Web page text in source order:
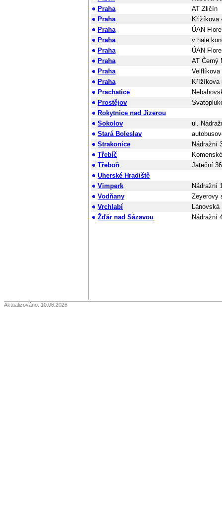
Praha
AT Zličín
Praha
Křižíkova
Praha
ÚAN
Praha
v hale
Praha
ÚAN
Praha
AT Černý
Praha
Velflíkova
Praha
Křížíkova
Prachatice
Prostějov
Rokytnice nad Jizerou
Sokolov
ul.
Stará Boleslav
Strakonice
Nádražní
Třebíč
Třeboň
Jateční
Uherské Hradiště
Vimperk
Nádražní
Vodňany
Zeyerovy
Vrchlabí
Lánovská
Žďár nad Sázavou
Nádražní
Aktualizováno: 10.06.2026